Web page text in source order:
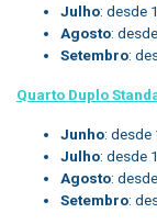
Julho: desde
Agosto:
Setembro:
Quarto Duplo
Junho: desde
Julho: desde
Agosto:
Setembro: